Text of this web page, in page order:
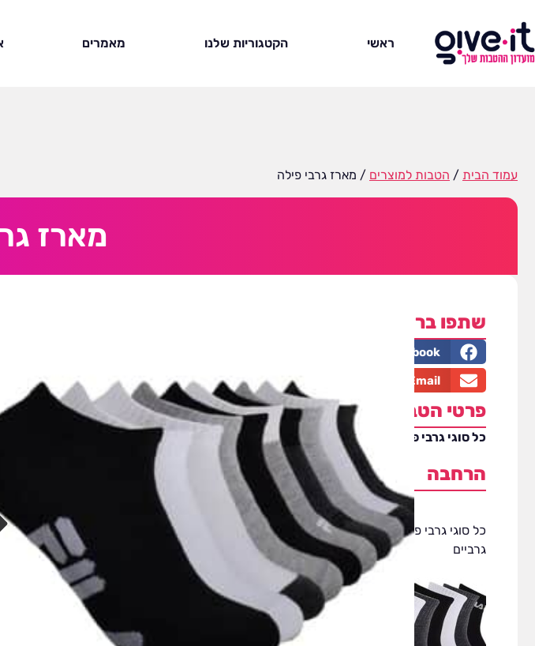
ראשי הקטגוריות שלנו מאמרים
עמוד הבית / הטבות למוצרים / מארז גרבי פילה
מארז
שתפו ברשתות
Facebook
Email
פרטי הטבה
כל סוגי גרבי פילה ב99 ש"ח במקום
הרחבה
כל סוגי גרבי פילה ב99 ש"ח במקום 149 ש"ח
כולל משלוח לנק איסוף מארזים של 20/25
גרביים